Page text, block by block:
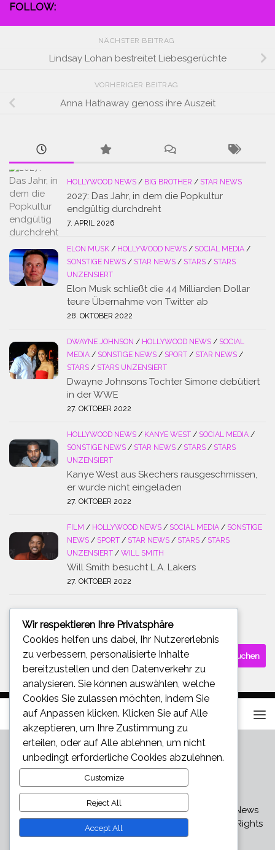
FOLLOW:
NÄCHSTER BEITRAG
Lindsay Lohan bestreitet Liebesgerüchte
VORHERIGER BEITRAG
Anna Hathaway genoss ihre Auszeit
HOLLYWOOD NEWS / BIG BROTHER / STAR NEWS
2027: Das Jahr, in dem die Popkultur
endgültig durchdreht
7. APRIL 2026
ELON MUSK / HOLLYWOOD NEWS / SOCIAL MEDIA /
SONSTIGE NEWS / STAR NEWS / STARS / STARS
UNZENSIERT
Elon Musk schließt die 44 Milliarden Dollar
teure Übernahme von Twitter ab
28. OKTOBER 2022
DWAYNE JOHNSON / HOLLYWOOD NEWS / SOCIAL
MEDIA / SONSTIGE NEWS / SPORT / STAR NEWS /
STARS / STARS UNZENSIERT
Dwayne Johnsons Tochter Simone debütiert
in der WWE
27. OKTOBER 2022
HOLLYWOOD NEWS / KANYE WEST / SOCIAL MEDIA /
SONSTIGE NEWS / STAR NEWS / STARS / STARS
UNZENSIERT
Kanye West aus Skechers rausgeschmissen,
er wurde nicht eingeladen
27. OKTOBER 2022
FILM / HOLLYWOOD NEWS / SOCIAL MEDIA / SONSTIGE
NEWS / SPORT / STAR NEWS / STARS / STARS
UNZENSIERT / WILL SMITH
Will Smith besucht L.A. Lakers
27. OKTOBER 2022
SUCHE
Suchen
nach:
Star und Promi News - Aktuelle Bilder, Videos und News
über den neuesten Klatsch und Tratsch © 2026. All Rights
Reserved.
Wir respektieren Ihre Privatsphäre
Cookies helfen uns dabei, Ihr Nutzererlebnis
zu verbessern, personalisierte Inhalte
bereitzustellen und den Datenverkehr zu
analysieren. Sie können auswählen, welche
Cookies Sie zulassen möchten, indem Sie
auf Anpassen klicken. Klicken Sie auf Alle
akzeptieren , um Ihre Zustimmung zu
erteilen, oder auf Alle ablehnen , um nicht
unbedingt erforderliche Cookies abzulehnen.
Customize
Reject All
Accept All